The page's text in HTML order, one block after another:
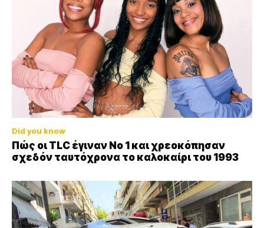
Did you know
Πώς οι TLC έγιναν Νο 1 και χρεοκόπησαν
σχεδόν ταυτόχρονα το καλοκαίρι του 1993